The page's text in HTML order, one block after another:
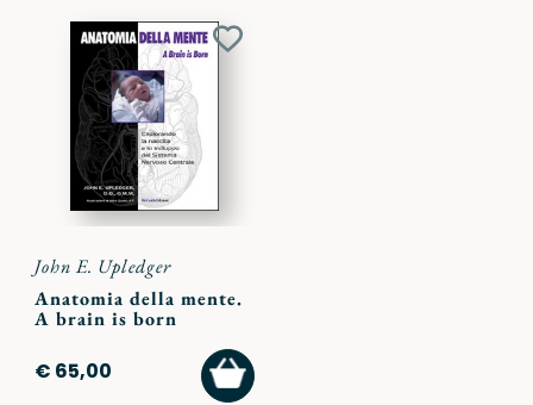
Aggiungi
John E. Upledger
Anatomia della mente.
A brain is born
€ 65,00
AGGIUNGI
AL